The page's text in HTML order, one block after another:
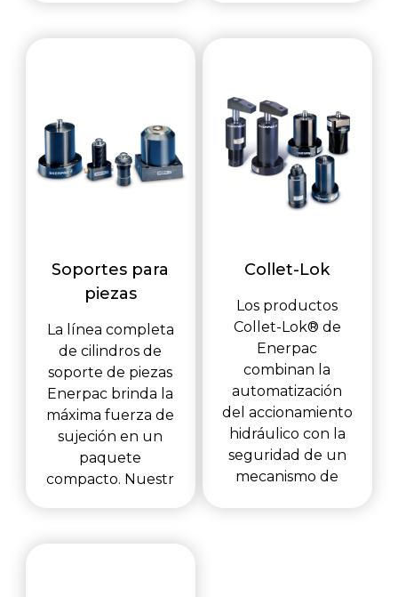
Soportes para
piezas
La línea completa
de cilindros de
soporte de piezas
Enerpac brinda la
máxima fuerza de
sujeción en un
paquete
compacto. Nuestr
Collet-Lok
Los productos
Collet-Lok® de
Enerpac
combinan la
automatización
del accionamiento
hidráulico con la
seguridad de un
mecanismo de